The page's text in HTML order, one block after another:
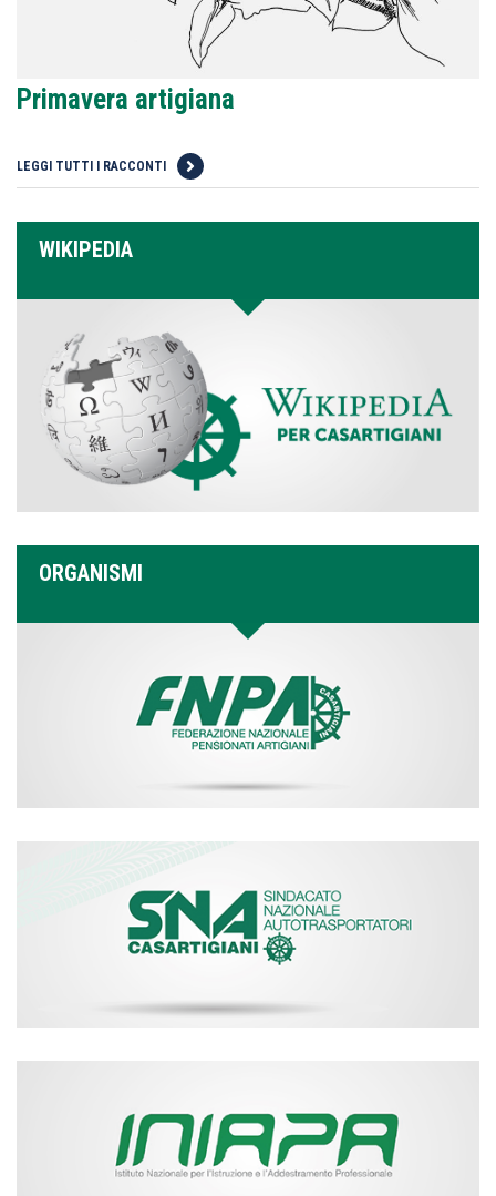
Primavera artigiana
LEGGI TUTTI I RACCONTI
WIKIPEDIA
ORGANISMI